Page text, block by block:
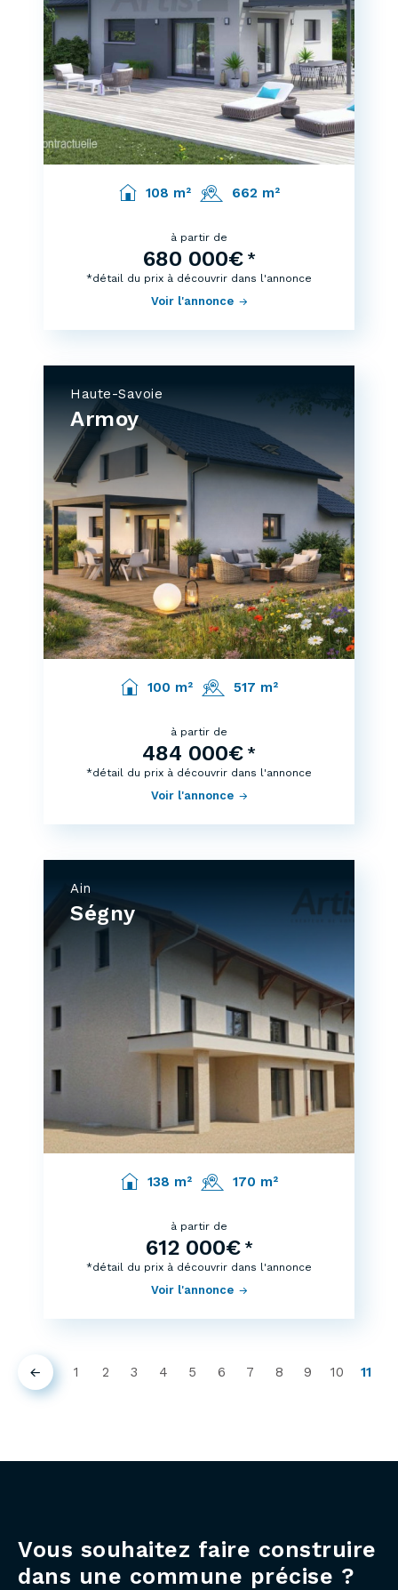
108 m² 662 m²
à partir de
680 000€ *
Voir l'annonce
*détail du prix à découvrir dans l'annonce
Haute-Savoie
Armoy
100 m² 517 m²
à partir de
484 000€ *
Voir l'annonce
*détail du prix à découvrir dans l'annonce
Ain
Ségny
138 m² 170 m²
à partir de
612 000€ *
Voir l'annonce
*détail du prix à découvrir dans l'annonce
Précédent
1 2 3 4 5 6 7 8 9 10 11
Vous souhaitez faire construire
dans une commune précise ?